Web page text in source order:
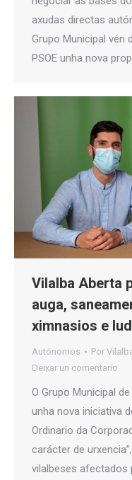
axudas directas
Grupo Municipal vén
PSOE unha nova
Vilalba Aberta
auga,
ximnasios e
Autónomos Por
Deixar un comentario
O Grupo Municipal
unha nova iniciativa
Ordinario da
carácter de
vilalbeses afectados